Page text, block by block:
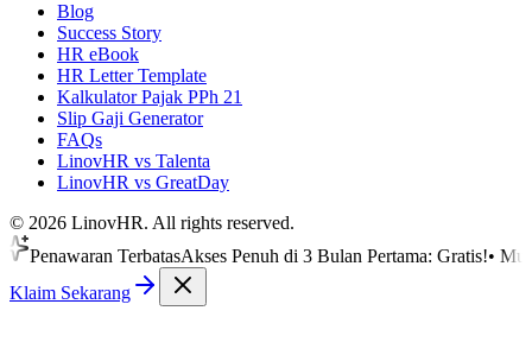
Blog
Success Story
HR eBook
HR Letter Template
Kalkulator Pajak PPh 21
Slip Gaji Generator
FAQs
LinovHR vs Talenta
LinovHR vs GreatDay
© 2026 LinovHR. All rights reserved.
TerbatasAkses Penuh di 3 Bulan Pertama: Gratis! •Mulai
Klaim Sekarang